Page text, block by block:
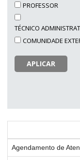
PROFESSOR
TÉCNICO
COMUNIDADE
APLICAR
Agendamento de